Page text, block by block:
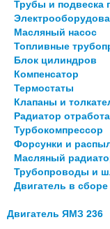
Трубы и подвеска
Масляный насос
Топливные
Блок цилиндров
Компенсатор
Термостаты
Клапаны и
Радиатор
Турбокомпрессор
Форсунки и
Масляный
Трубопроводы и
Двигатель в сборе
Двигатель ЯМЗ 236